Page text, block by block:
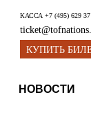
КАССА +7 (495) 629
КУПИТЬ
НОВОСТИ